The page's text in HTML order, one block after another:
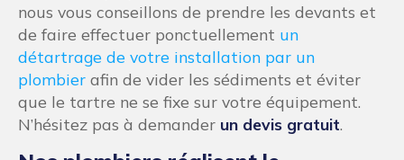
nous vous conseillons de prendre les devants et
de faire effectuer ponctuellement un
détartrage de votre installation par un
plombier afin de vider les sédiments et éviter
que le tartre ne se fixe sur votre équipement.
N’hésitez pas à demander un devis gratuit.